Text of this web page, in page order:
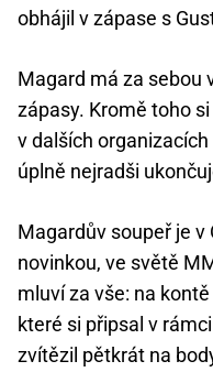
obhájil v zápase s
Magard má za sebou
zápasy. Kromě toho
v dalších
úplně nejradši
Magardův soupeř je
novinkou, ve světě
mluví za vše: na
které si připsal v
zvítězil pětkrát na